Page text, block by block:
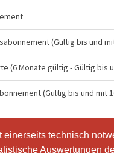
einerseits technisch
Auswertungen
einerseits technisch
Auswertungen
(Gültig bis und
(6 Monate gültig - Gültig bis
(Gültig bis und mit